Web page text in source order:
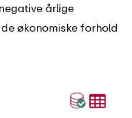
årlige
økonomiske forhold